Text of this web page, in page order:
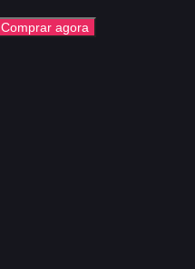
Comprar agora